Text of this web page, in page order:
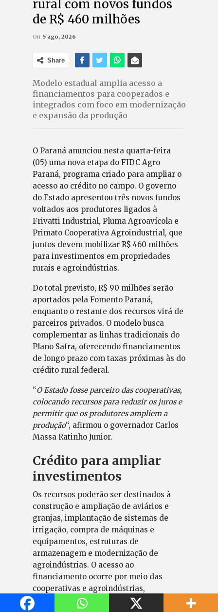
rural com novos fundos
de R$ 460 milhões
On 5 ago, 2026
Share
Modelo estadual amplia acesso a
financiamentos para cooperados e
integrados com foco em modernização
e expansão da produção
O Paraná anunciou nesta quarta-feira
(05) uma nova etapa do FIDC Agro
Paraná, programa criado para ampliar o
acesso ao crédito no campo. O governo
do Estado apresentou três novos fundos
voltados aos produtores ligados à
Frivatti Industrial, Pluma Agroavícola e
Primato Cooperativa Agroindustrial, que
juntos devem mobilizar R$ 460 milhões
para investimentos em propriedades
rurais e agroindústrias.
Do total previsto, R$ 90 milhões serão
aportados pela Fomento Paraná,
enquanto o restante dos recursos virá de
parceiros privados. O modelo busca
complementar as linhas tradicionais do
Plano Safra, oferecendo financiamentos
de longo prazo com taxas próximas às do
crédito rural federal.
“O Estado fosse parceiro das cooperativas,
colocando recursos para reduzir os juros e
permitir que os produtores ampliem a
produção“, afirmou o governador Carlos
Massa Ratinho Junior.
Crédito para ampliar
investimentos
Os recursos poderão ser destinados à
construção e ampliação de aviários e
granjas, implantação de sistemas de
irrigação, compra de máquinas e
equipamentos, estruturas de
armazenagem e modernização de
agroindústrias. O acesso ao
financiamento ocorre por meio das
cooperativas e agroindústrias,
responsáveis pela estruturação dos